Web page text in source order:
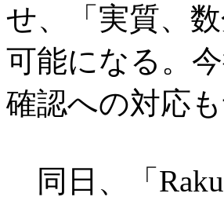
せ、「実質、
可能になる。
確認への対応
同日、「